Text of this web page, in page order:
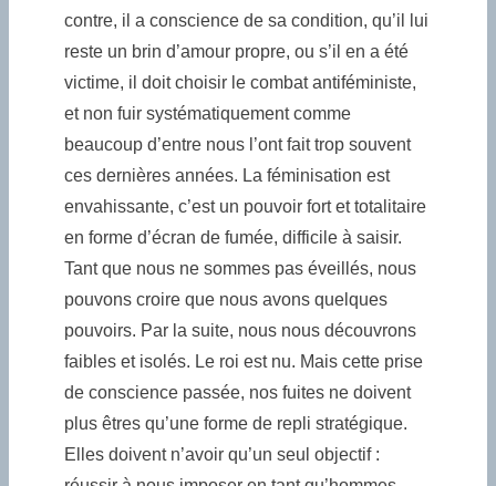
contre, il a conscience de sa condition, qu’il lui
reste un brin d’amour propre, ou s’il en a été
victime, il doit choisir le combat antiféministe,
et non fuir systématiquement comme
beaucoup d’entre nous l’ont fait trop souvent
ces dernières années. La féminisation est
envahissante, c’est un pouvoir fort et totalitaire
en forme d’écran de fumée, difficile à saisir.
Tant que nous ne sommes pas éveillés, nous
pouvons croire que nous avons quelques
pouvoirs. Par la suite, nous nous découvrons
faibles et isolés. Le roi est nu. Mais cette prise
de conscience passée, nos fuites ne doivent
plus êtres qu’une forme de repli stratégique.
Elles doivent n’avoir qu’un seul objectif :